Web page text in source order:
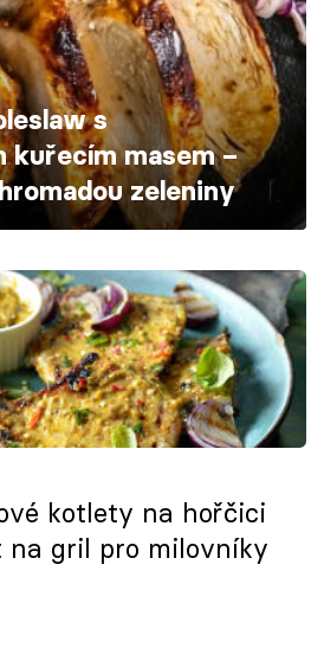
s
kuřecím masem –
zeleniny
kotlety na hořčici
gril pro milovníky